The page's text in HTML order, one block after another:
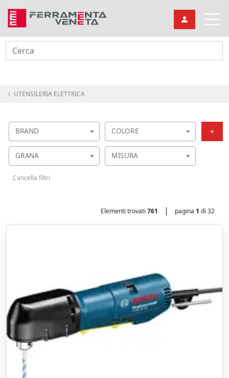
Cerca
UTENSILERIA ELETTRICA
BRAND COLORE
GRANA MISURA
Cancella filtri
Elementi trovati 761 | pagina 1 di 32